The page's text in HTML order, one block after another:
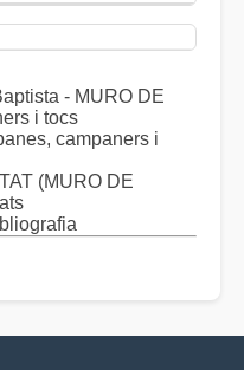
- MURO DE
i tocs
campaners i
(MURO DE